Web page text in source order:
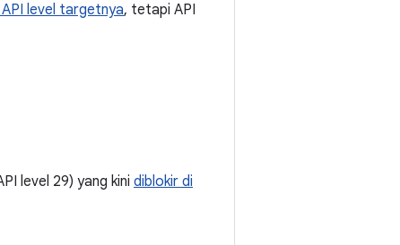
level targetnya, tetapi API
level 29) yang kini diblokir di